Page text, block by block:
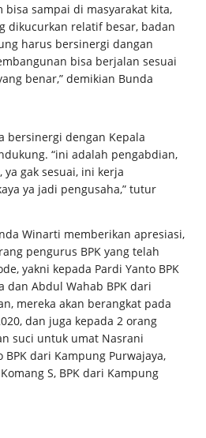
bisa sampai di masyarakat kita,
dikucurkan relatif besar, badan
harus bersinergi dangan
bisa berjalan sesuai
benar,” demikian Bunda
bersinergi dengan Kepala
“ini adalah pengabdian,
gak sesuai, ini kerja
ya jadi pengusaha,” tutur
Winarti memberikan apresiasi,
pengurus BPK yang telah
yakni kepada Pardi Yanto BPK
dan Abdul Wahab BPK dari
mereka akan berangkat pada
dan juga kepada 2 orang
suci untuk umat Nasrani
dari Kampung Purwajaya,
S, BPK dari Kampung